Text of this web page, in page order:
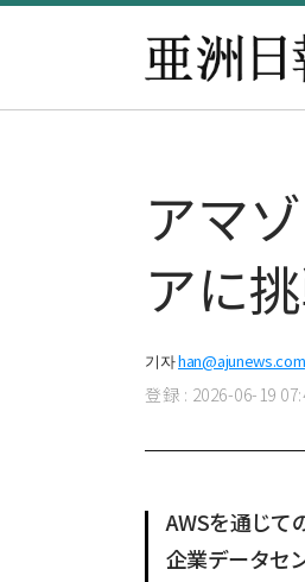
アマ
アに
기자han@ajunews.com
登録 : 2026-06-19
AWSを通じて
企業データセ